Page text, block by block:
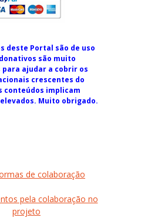
deste Portal são de uso
são muito
ajudar a cobrir os
crescentes do
conteúdos implicam
Muito obrigado.
de colaboração
pela colaboração no
projeto